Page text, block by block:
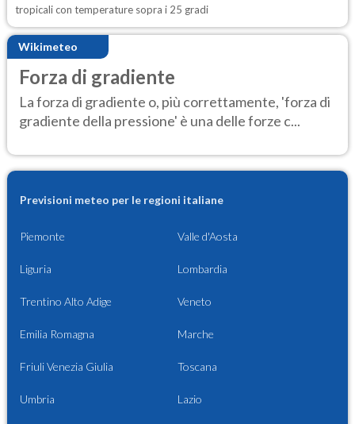
tropicali con temperature sopra i 25 gradi
Wikimeteo
Forza di gradiente
La forza di gradiente o, più correttamente, 'forza di
gradiente della pressione' è una delle forze c...
Previsioni meteo per le regioni italiane
Piemonte Valle d'Aosta
Liguria Lombardia
Trentino Alto Adige Veneto
Emilia Romagna Marche
Friuli Venezia Giulia Toscana
Umbria Lazio